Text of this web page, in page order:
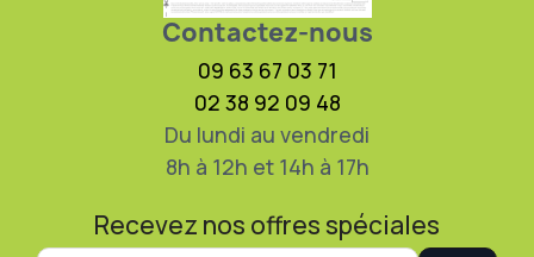
Contactez-nous
09 63 67 03 71
02 38 92 09 48
Du lundi au vendredi
8h à 12h et 14h à 17h
Recevez nos offres spéciales